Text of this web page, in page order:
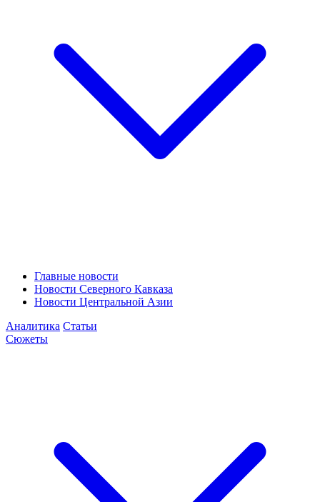
Главные новости
Новости Северного Кавказа
Новости Центральной Азии
Аналитика Статьи
Сюжеты